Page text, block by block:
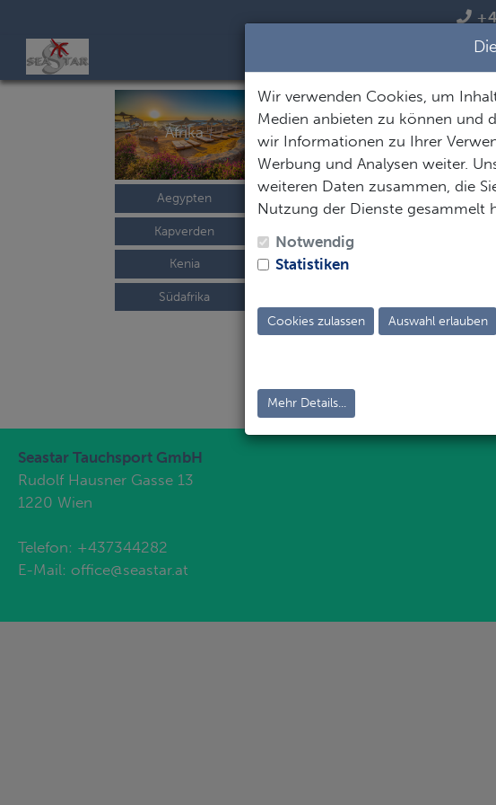
Afrika
Aegypten
Kapverden
Kenia
Südafrika
Mexiko / Karibik
Mexiko
Seastar Tauchsport GmbH
Rudolf Hausner Gasse 13
1220 Wien
Telefon: +437344282
E-Mail: office@seastar.at
Wir verwenden Cookies, um
Medien anbieten zu können und
wir Informationen zu Ihrer
Werbung und Analysen weiter.
weiteren Daten zusammen, die
Nutzung der Dienste gesammelt
Notwendig
Statistiken
Cookies zulassen Auswahl erlauben
Mehr Details...